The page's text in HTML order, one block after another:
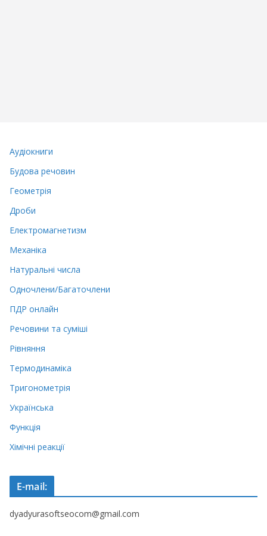
Аудіокниги
Будова речовин
Геометрія
Дроби
Електромагнетизм
Механіка
Натуральні числа
Одночлени/Багаточлени
ПДР онлайн
Речовини та суміші
Рівняння
Термодинаміка
Тригонометрія
Українська
Функція
Хімічні реакції
E-mail:
dyadyurasoftseocom@gmail.com